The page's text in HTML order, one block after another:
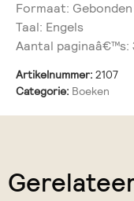
Formaat: Gebonden
Taal: Engels
Aantal paginaâ€™s:
Artikelnummer: 2107
Categorie: Boeken